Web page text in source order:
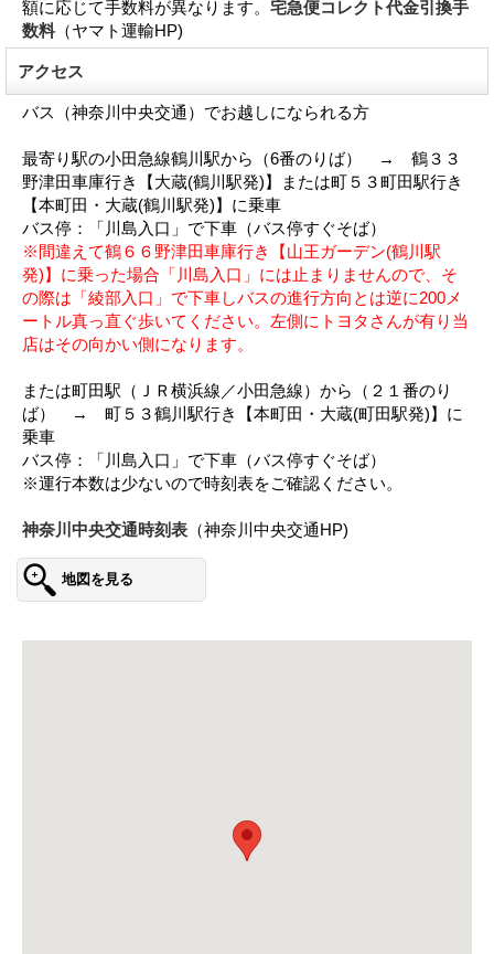
額に応じて手数料が異なります。 宅急便コレクト代金引換手
数料 （ヤマト運輸HP)
アクセス
バス（神奈川中央交通）でお越しになられる方
最寄り駅の小田急線鶴川駅から（6番のりば） → 鶴３３
野津田車庫行き【大蔵(鶴川駅発)】または町５３町田駅行き
【本町田・大蔵(鶴川駅発)】に乗車
バス停：「川島入口」で下車（バス停すぐそば）
※間違えて鶴６６野津田車庫行き【山王ガーデン(鶴川駅
発)】に乗った場合「川島入口」には止まりませんので、そ
の際は「綾部入口」で下車しバスの進行方向とは逆に200メ
ートル真っ直ぐ歩いてください。左側にトヨタさんが有り当
店はその向かい側になります。
または町田駅（ＪＲ横浜線／小田急線）から（２１番のり
ば） → 町５３鶴川駅行き【本町田・大蔵(町田駅発)】に
乗車
バス停：「川島入口」で下車（バス停すぐそば）
※運行本数は少ないので時刻表をご確認ください。
神奈川中央交通時刻表 （神奈川中央交通HP)
地図を見る